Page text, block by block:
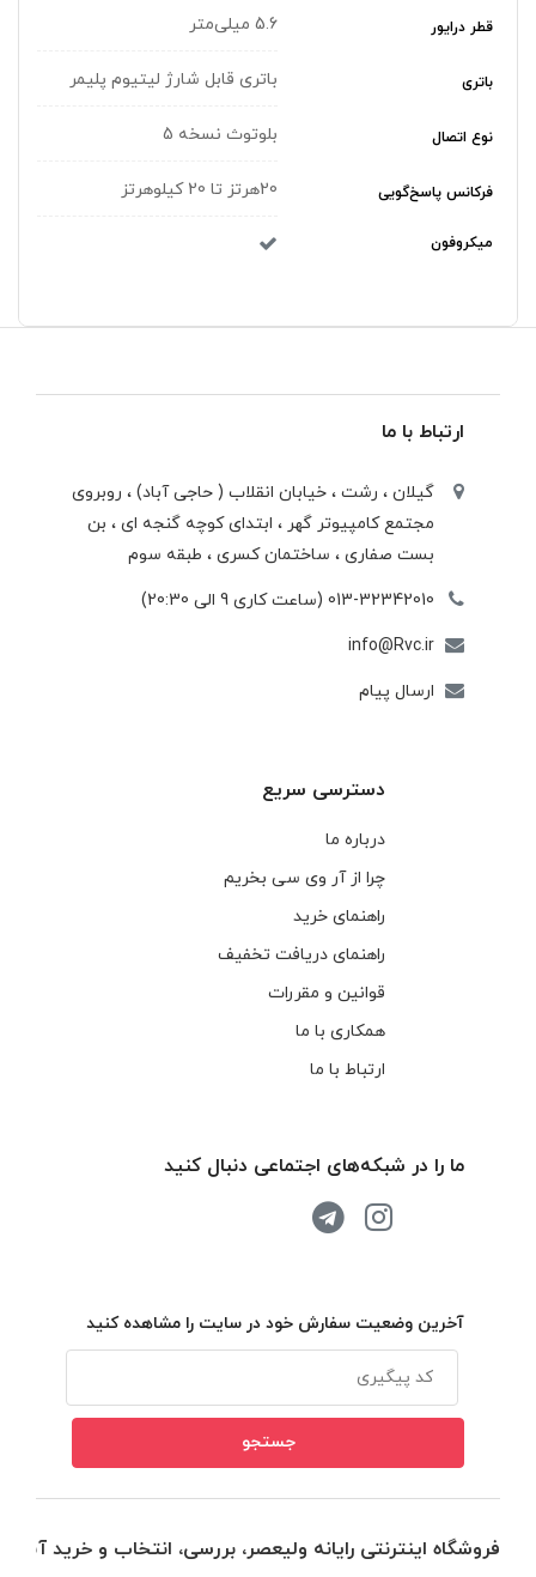
قطر درایور 5.6 میلی‌متر
باتری باتری قابل شارژ لیتیوم پلیمر
نوع اتصال بلوتوث نسخه 5
فرکانس پاسخ‌گویی 20هرتز تا 20 کیلوهرتز
میکروفون
ارتباط با ما
گیلان ، رشت ، خيابان انقلاب ( حاجی آباد) ، روبروی
مجتمع كامپيوتر گهر ، ابتدای كوچه گنجه ای ، بن
بست صفاری ، ساختمان كسری ، طبقه سوم
013-32342010 (ساعت کاری 9 الی 20:30)
info@Rvc.ir
ارسال پیام
دسترسی سریع
درباره ما
چرا از آر وی سی بخریم
راهنمای خرید
راهنمای دریافت تخفیف
قوانین و مقررات
همکاری با ما
ارتباط با ما
ما را در شبکه‌های اجتماعی دنبال کنید
آخرین وضعیت سفارش خود در سایت را مشاهده کنید
فروشگاه اینترنتی رایانه ولیعصر، بررسی، انتخاب و خرید